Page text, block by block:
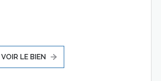
VOIR LE BIEN